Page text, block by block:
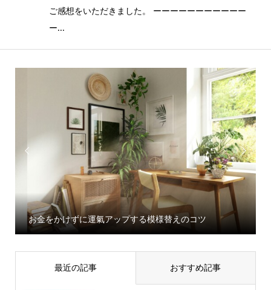
ご感想をいただきました。 ーーーーーーーーーーー
ー...

お金をかけずに運氣アップする模様替えのコツ

最近の記事 おすすめ記事